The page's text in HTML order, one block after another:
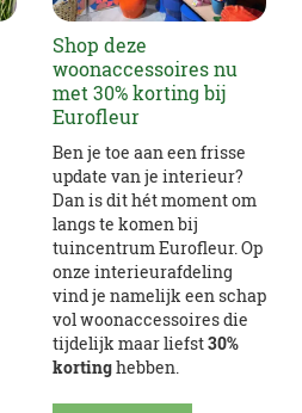
Shop deze
woonaccessoires nu
met 30% korting bij
Eurofleur
Ben je toe aan een frisse
update van je interieur?
Dan is dit hét moment om
langs te komen bij
tuincentrum Eurofleur. Op
onze interieurafdeling
vind je namelijk een schap
vol woonaccessoires die
tijdelijk maar liefst30%
kortinghebben.